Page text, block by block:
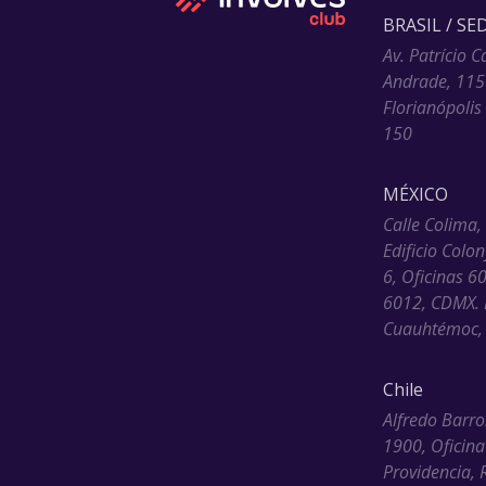
BRASIL /
Av. Patrício
Andrade,
Florianópolis
150
MÉXICO
Calle
Edificio
6, Oficinas
6012,
Chile
Alfredo
1900,
Providencia,